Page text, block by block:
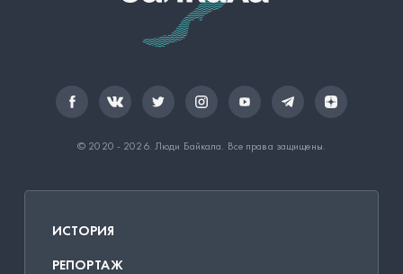
© 2020 - 2026. Люди Байкала . Все права защищены.
ИСТОРИЯ
РЕПОРТАЖ